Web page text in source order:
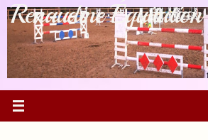
Passer
au
contenu
Renaudine Équitation